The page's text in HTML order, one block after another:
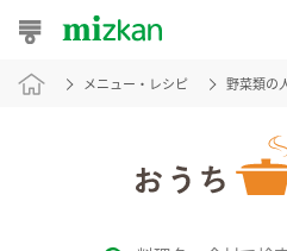
おうちレシピ
メニュー・レシピ 野菜類の